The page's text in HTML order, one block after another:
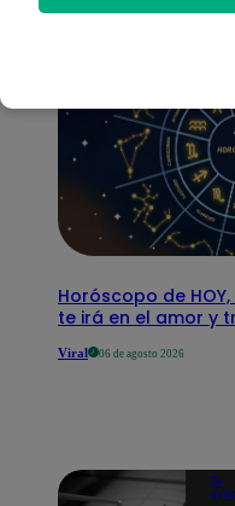
Horóscopo de
te irá en el amor y
Viral 06 de agosto 2026
Te